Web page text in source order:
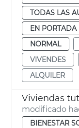
TODAS LAS
EN PORTADA
NORMAL
VIVENDES
ALQUILER
Viviendas
modificado
BIENESTAR